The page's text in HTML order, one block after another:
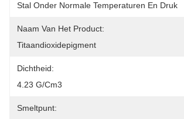
Stal Onder Normale Temperaturen En Druk
Naam Van Het Product:
Titaandioxidepigment
Dichtheid:
4.23 G/cm3
Smeltpunt: